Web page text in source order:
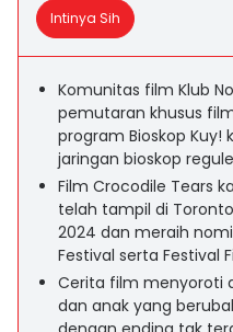
Intinya Sih
Komunitas film Klub
pemutaran khusus
program Bioskop
jaringan bioskop
Film Crocodile Tears
telah tampil di
2024 dan meraih
Festival serta Festival
Cerita film menyoroti
dan anak yang